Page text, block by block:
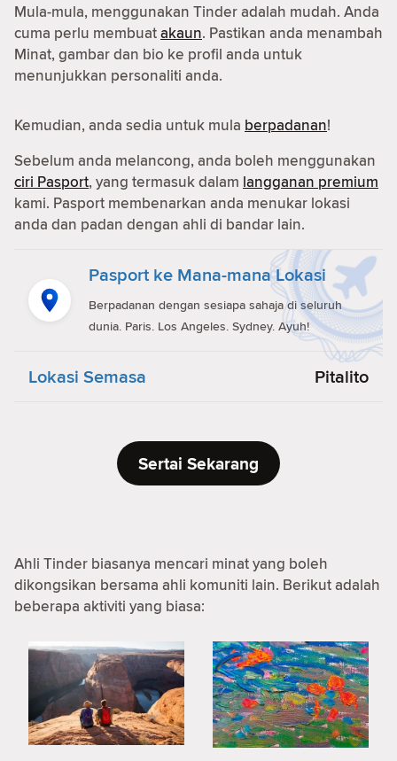
Mula-mula, menggunakan Tinder adalah mudah. Anda
cuma perlu membuatakaun. Pastikan anda menambah
Minat, gambar dan bio ke profil anda untuk
menunjukkan personaliti anda.
Kemudian, anda sedia untuk mula berpadanan!
Sebelum anda melancong, anda boleh menggunakan
ciri Pasport, yang termasuk dalam langganan premium
kami. Pasport membenarkan anda menukar lokasi
anda dan padan dengan ahli di bandar lain.
Pasport ke Mana-mana Lokasi
Berpadanan dengan sesiapa sahaja di seluruh
dunia. Paris. Los Angeles. Sydney. Ayuh!
Lokasi Semasa Pitalito
Sertai Sekarang
Ahli Tinder biasanya mencari minat yang boleh
dikongsikan bersama ahli komuniti lain. Berikut adalah
beberapa aktiviti yang biasa: